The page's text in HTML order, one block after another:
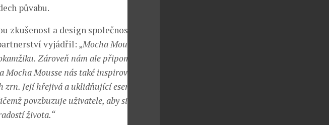
půvabu.
zkušenost a design společnosti
vyjádřil: „Mocha Mousse
Zároveň nám ale připomíná, že
Mousse nás také inspirovala k
Její hřejivá a uklidňující esence
povzbuzuje uživatele, aby si
života.“